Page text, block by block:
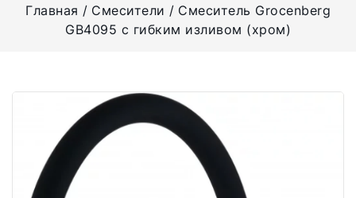
Главная Смесители
Смеситель Grocenberg
GB4095 с гибким изливом (хром)